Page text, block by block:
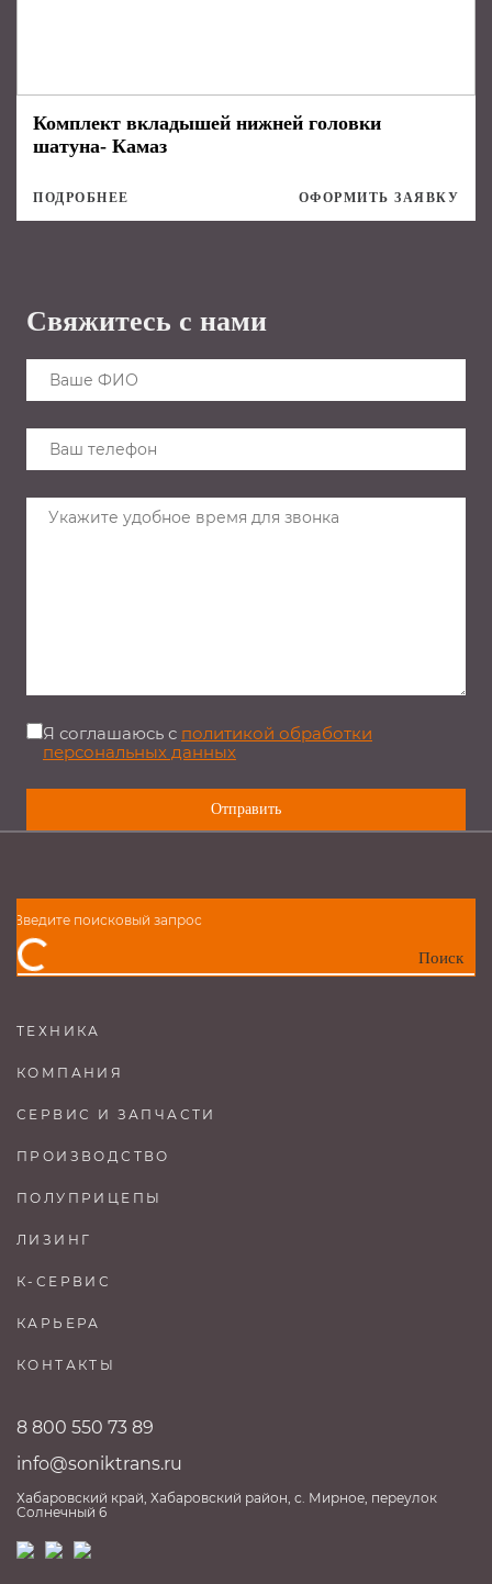
Комплект вкладышей нижней головки
шатуна- Камаз
ПОДРОБНЕЕ ОФОРМИТЬ ЗАЯВКУ
Свяжитесь с нами
Я соглашаюсь с политикой обработки
персональных данных
8 800 550 73 89
info@soniktrans.ru
Хабаровский край, Хабаровский район, с. Мирное, переулок
Солнечный 6
ТЕХНИКА
КОМПАНИЯ
СЕРВИС И ЗАПЧАСТИ
ПРОИЗВОДСТВО
ПОЛУПРИЦЕПЫ
ЛИЗИНГ
К-СЕРВИС
КАРЬЕРА
КОНТАКТЫ
Поиск